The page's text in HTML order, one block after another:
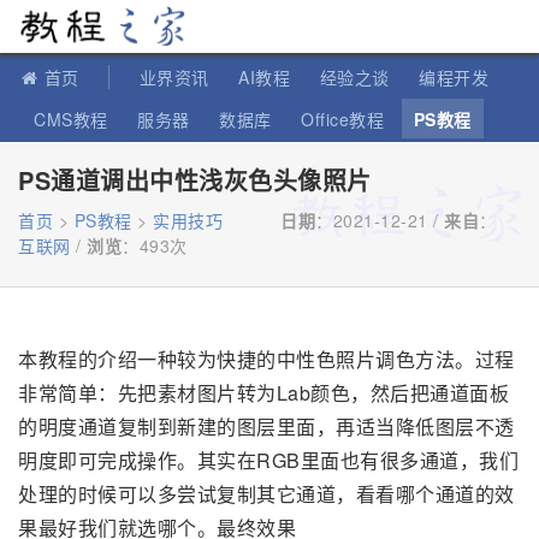
首页 业界资讯 AI教程 经验之谈
编程开发
CMS教程
服务器 数据库 Office教程
PS教程
PS通道调出中性浅灰色头像照片
首页 > PS教程 > 实用技巧 日期：2021-12-21 / 来自：
互联网 / 浏览： 493次
本教程的介绍一种较为快捷的中性色照片调色方法。过程
非常简单：先把素材图片转为Lab颜色，然后把通道面板
的明度通道复制到新建的图层里面，再适当降低图层不透
明度即可完成操作。其实在RGB里面也有很多通道，我们
处理的时候可以多尝试复制其它通道，看看哪个通道的效
果最好我们就选哪个。最终效果